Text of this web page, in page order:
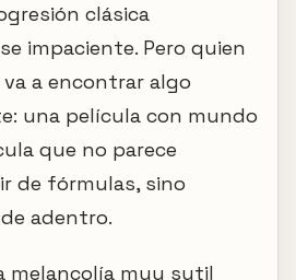
clásica
impaciente. Pero quien
a encontrar algo
una película con mundo
que no parece
de fórmulas, sino
adentro.
melancolía muy sutil